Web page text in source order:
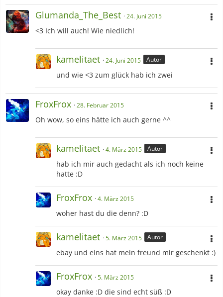
Glumanda_The_Best 24. Juni 2015
<3 Ich will auch! Wie niedlich!
kamelitaet 24. Juni 2015 Autor
und wie <3 zum glück hab ich zwei
FroxFrox 28. Februar 2015
Oh wow, so eins hätte ich auch gerne ^^
kamelitaet 4. März 2015 Autor
hab ich mir auch gedacht als ich noch keine
hatte :D
FroxFrox 4. März 2015
woher hast du die denn? :D
kamelitaet 5. März 2015 Autor
ebay und eins hat mein freund mir geschenkt :)
FroxFrox 5. März 2015
okay danke :D die sind echt süß :D